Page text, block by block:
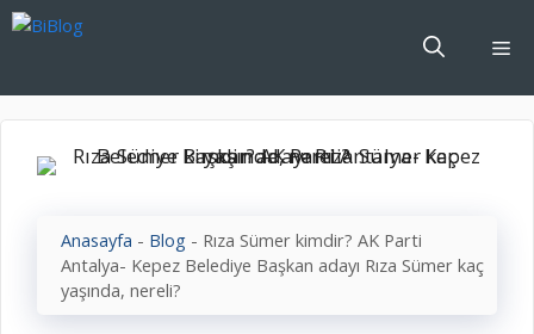
İçeriğe
Anasayfa - Blog - Rıza Sümer kimdir? AK Parti
Antalya- Kepez Belediye Başkan adayı Rıza Sümer kaç
yaşında, nereli?